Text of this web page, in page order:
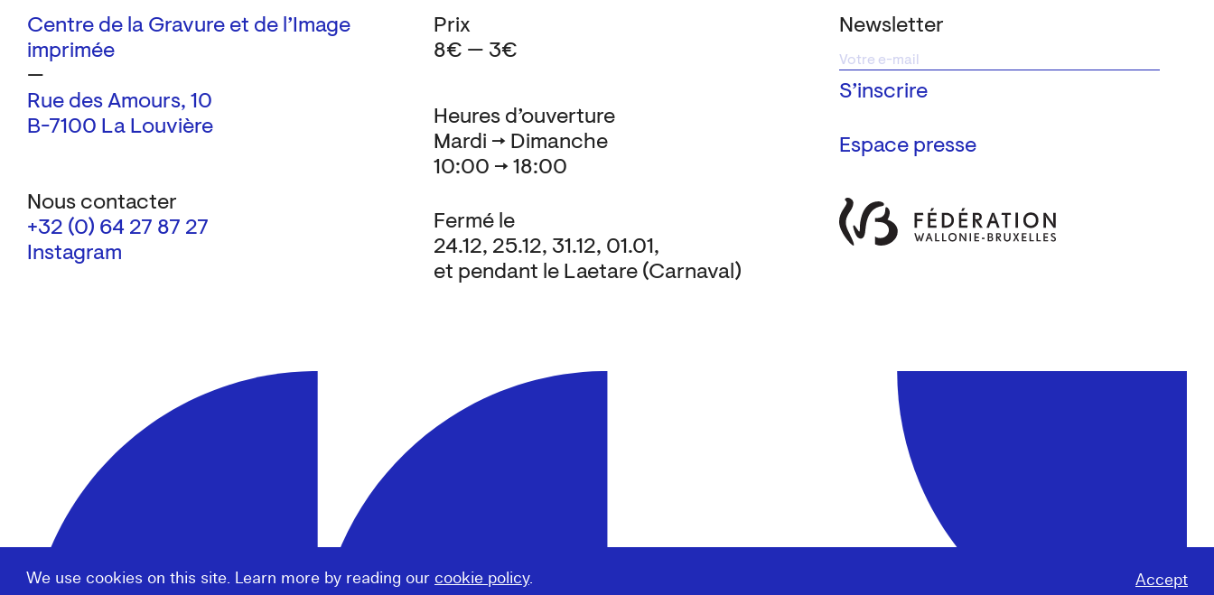
We use cookies on this site. Learn more by reading our cookie policy. Accept
Centre de la Gravure et de l’Image
imprimée
—
Rue des Amours, 10
B-7100 La Louvière
Nous contacter
+32 (0) 64 27 87 27
Instagram
Newsletter
Espace presse
Heures d’ouverture
Mardi → Dimanche
10:00 → 18:00
Fermé le
24.12, 25.12, 31.12, 01.01,
et pendant le Laetare (Carnaval)
Prix
8€ — 3€